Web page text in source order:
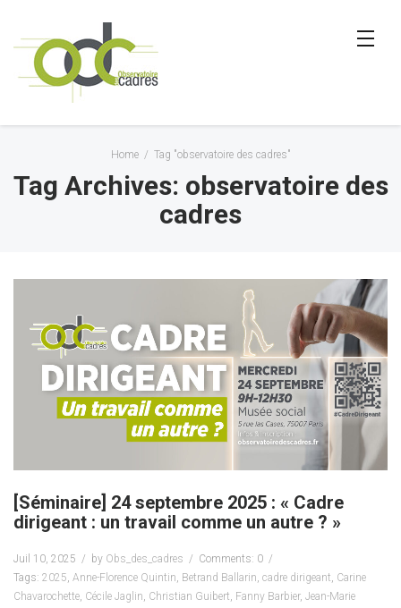
Home / Tag "observatoire des cadres"
Tag Archives: observatoire des
cadres
[Séminaire] 24 septembre 2025 : « Cadre
dirigeant : un travail comme un autre ? »
Juil 10, 2025 by Obs_des_cadres
Comments: 0
Tags: 2025, Anne-Florence Quintin, Betrand Ballarin, cadre dirigeant, Carine
Chavarochette, Cécile Jaglin, Christian Guibert, Fanny Barbier, Jean-Marie